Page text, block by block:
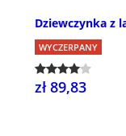
Dziewczynka z
WYCZERPANY
zł 89,83